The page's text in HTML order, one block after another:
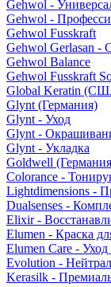
Gehwol -
Gehwol -
Gehwol Fusskraft
Gehwol Gerlasan -
Gehwol Balance
Gehwol Fusskraft
Global Keratin
Glynt (Германия)
Glynt - Уход
Glynt -
Glynt - Укладка
Goldwell
Colorance -
Lightdimensions -
Dualsenses -
Elixir -
Elumen - Краска
Elumen Care - Уход
Evolution -
Kerasilk -